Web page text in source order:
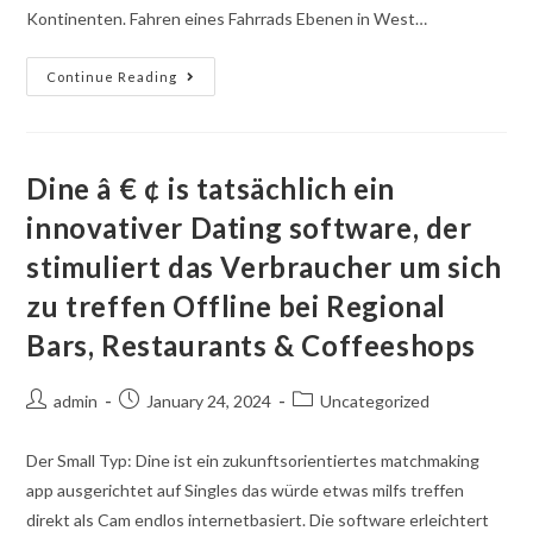
Kontinenten. Fahren eines Fahrrads Ebenen in West…
Continue Reading
Dine â € ¢ is tatsächlich ein
innovativer Dating software, der
stimuliert das Verbraucher um sich
zu treffen Offline bei Regional
Bars, Restaurants & Coffeeshops
admin January 24, 2024 Uncategorized
Der Small Typ: Dine ist ein zukunftsorientiertes matchmaking
app ausgerichtet auf Singles das würde etwas milfs treffen
direkt als Cam endlos internetbasiert. Die software erleichtert